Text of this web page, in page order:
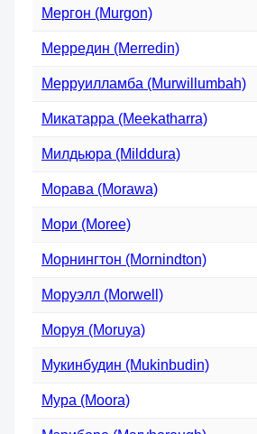
Мергон (Murgon)
Мерредин (Merredin)
Мерруилламба (Murwillumbah)
Микатарра (Meekatharra)
Милдьюра (Milddura)
Морава (Morawa)
Мори (Moree)
Морнингтон (Mornindton)
Моруэлл (Morwell)
Моруя (Moruya)
Мукинбудин (Mukinbudin)
Мура (Moora)